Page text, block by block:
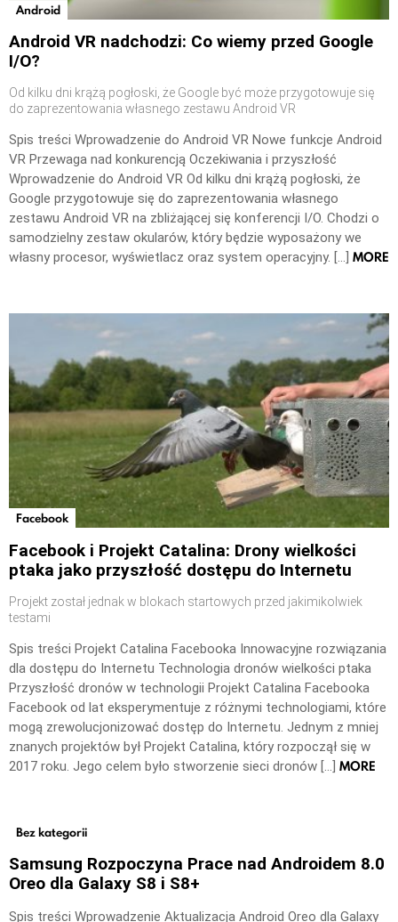
Android
Android VR nadchodzi: Co wiemy przed Google
I/O?
Od kilku dni krążą pogłoski, że Google być może przygotowuje się
do zaprezentowania własnego zestawu Android VR
Spis treści Wprowadzenie do Android VR Nowe funkcje Android
VR Przewaga nad konkurencją Oczekiwania i przyszłość
Wprowadzenie do Android VR Od kilku dni krążą pogłoski, że
Google przygotowuje się do zaprezentowania własnego
zestawu Android VR na zbliżającej się konferencji I/O. Chodzi o
samodzielny zestaw okularów, który będzie wyposażony we
własny procesor, wyświetlacz oraz system operacyjny. […] MORE
Facebook
Facebook i Projekt Catalina: Drony wielkości
ptaka jako przyszłość dostępu do Internetu
Projekt został jednak w blokach startowych przed jakimikolwiek
testami
Spis treści Projekt Catalina Facebooka Innowacyjne rozwiązania
dla dostępu do Internetu Technologia dronów wielkości ptaka
Przyszłość dronów w technologii Projekt Catalina Facebooka
Facebook od lat eksperymentuje z różnymi technologiami, które
mogą zrewolucjonizować dostęp do Internetu. Jednym z mniej
znanych projektów był Projekt Catalina, który rozpoczął się w
2017 roku. Jego celem było stworzenie sieci dronów […] MORE
Bez kategorii
Samsung Rozpoczyna Prace nad Androidem 8.0
Oreo dla Galaxy S8 i S8+
Spis treści Wprowadzenie Aktualizacja Android Oreo dla Galaxy